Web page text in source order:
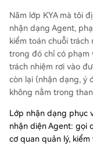
Năm lớp KYA mà tôi
nhận dạng Agent,
kiểm toán chuỗi
trong đó chỉ có phạm
trách nhiệm rơi vào
còn lại (nhận dạng, ý
không nằm trong
Lớp nhận dạng phục
nhận diện Agent: gọi
cơ quan quản lý,